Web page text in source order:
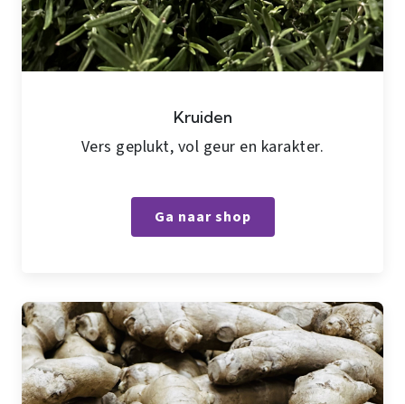
Kruiden
Vers geplukt, vol geur en karakter.
Ga naar shop